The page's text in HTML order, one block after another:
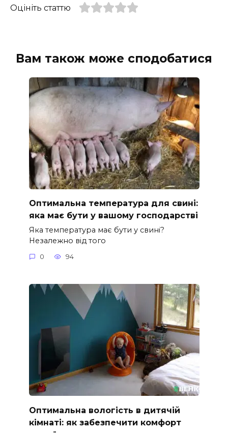
Оцініть статтю
Вам також може сподобатися
Оптимальна температура для свині:
яка має бути у вашому господарстві
Яка температура має бути у свині?
Незалежно від того
0 94
Оптимальна вологість в дитячій
кімнаті: як забезпечити комфорт